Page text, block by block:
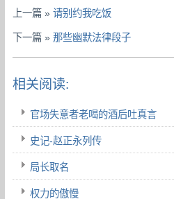
上一篇 »请别约我吃饭
下一篇 »那些幽默法律段子
相关阅读:
官场失意者老喝的酒后吐真言
史记-赵正永列传
局长取名
权力的傲慢